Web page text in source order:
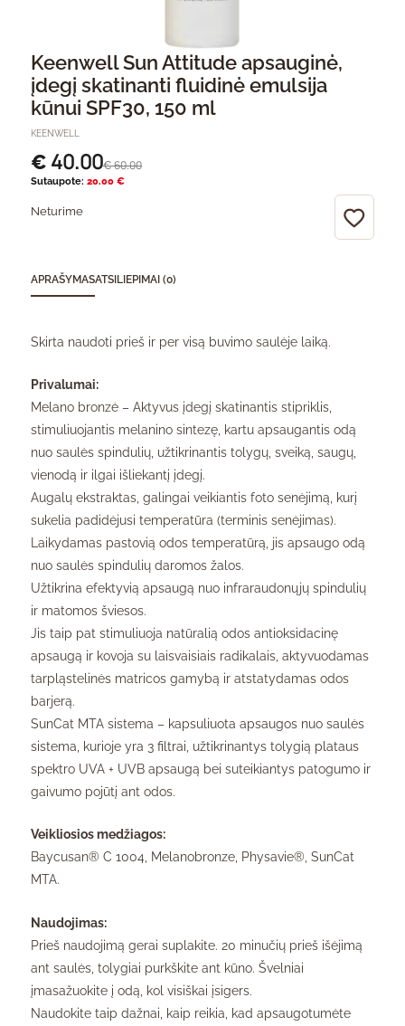
Keenwell Sun Attitude apsauginė,
įdegį skatinanti fluidinė emulsija
kūnui SPF30, 150 ml
KEENWELL
€ 40.00€60.00
Sutaupote: 20.00 €
Neturime
APRAŠYMASATSILIEPIMAI (0)
Skirta naudoti prieš ir per visą buvimo saulėje laiką.
Privalumai:
Melano bronzė – Aktyvus įdegį skatinantis stipriklis,
stimuliuojantis melanino sintezę, kartu apsaugantis odą
nuo saulės spindulių, užtikrinantis tolygų, sveiką, saugų,
vienodą ir ilgai išliekantį įdegį.
Augalų ekstraktas, galingai veikiantis foto senėjimą, kurį
sukelia padidėjusi temperatūra (terminis senėjimas).
Laikydamas pastovią odos temperatūrą, jis apsaugo odą
nuo saulės spindulių daromos žalos.
Užtikrina efektyvią apsaugą nuo infraraudonųjų spindulių
ir matomos šviesos.
Jis taip pat stimuliuoja natūralią odos antioksidacinę
apsaugą ir kovoja su laisvaisiais radikalais, aktyvuodamas
tarpląstelinės matricos gamybą ir atstatydamas odos
barjerą.
SunCat MTA sistema – kapsuliuota apsaugos nuo saulės
sistema, kurioje yra 3 filtrai, užtikrinantys tolygią plataus
spektro UVA + UVB apsaugą bei suteikiantys patogumo ir
gaivumo pojūtį ant odos.
Veikliosios medžiagos:
Baycusan® C 1004, Melanobronze, Physavie®, SunCat
MTA.
Naudojimas:
Prieš naudojimą gerai suplakite. 20 minučių prieš išėjimą
ant saulės, tolygiai purkškite ant kūno. Švelniai
įmasažuokite į odą, kol visiškai įsigers.
Naudokite taip dažnai, kaip reikia, kad apsaugotumėte